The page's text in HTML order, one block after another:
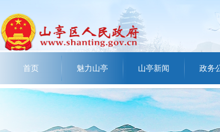
首页 魅力山亭 山亭新闻 政务